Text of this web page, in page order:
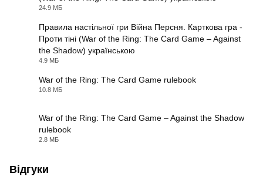
24.9 МБ
Правила настільної гри Війна Персня. Карткова гра -
Проти тіні (War of the Ring: The Card Game – Against
the Shadow) українською
4.9 МБ
War of the Ring: The Card Game rulebook
10.8 МБ
War of the Ring: The Card Game – Against the Shadow
rulebook
2.8 МБ
Відгуки